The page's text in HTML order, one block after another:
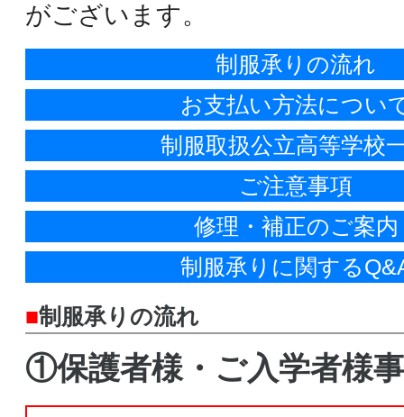
がございます。
制服承りの流れ
お支払い方法につい
制服取扱公立高等学校
ご注意事項
修理・補正のご案内
制服承りに関する
■制服承りの流れ
①保護者様・ご入学者様